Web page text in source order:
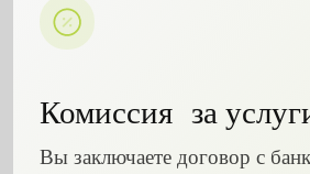
Комиссия за
Вы заключаете договор с